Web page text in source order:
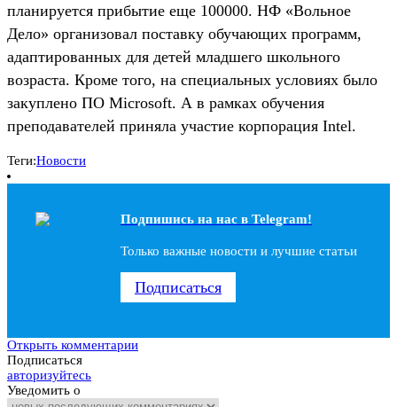
планируется прибытие еще 100000. НФ «Вольное
Дело» организовал поставку обучающих программ,
адаптированных для детей младшего школьного
возраста. Кроме того, на специальных условиях было
закуплено ПО Microsoft. А в рамках обучения
преподавателей приняла участие корпорация Intel.
Теги:Новости
Подпишись на наc в Telegram!
Только важные новости и лучшие статьи
Подписаться
Открыть комментарии
Подписаться
авторизуйтесь
Уведомить о